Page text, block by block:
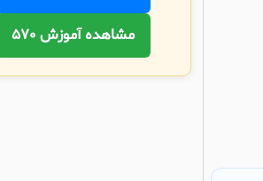
مشاهده آموزش 570